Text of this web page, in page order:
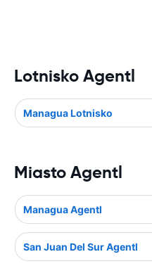
Lotnisko Agentl
Managua Lotnisko
Miasto Agentl
Managua Agentl
San Juan Del Sur Agentl